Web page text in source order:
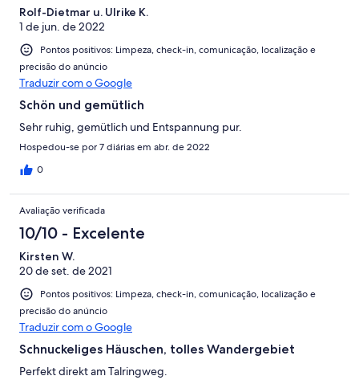
Rolf-Dietmar u. Ulrike K.
1 de jun. de 2022
Pontos positivos: Limpeza, check-in, comunicação, localização e
precisão do anúncio
Traduzir com o Google
Schön und gemütlich
Sehr ruhig, gemütlich und Entspannung pur.
Hospedou-se por 7 diárias em abr. de 2022
0
Avaliação verificada
10/10 - Excelente
Kirsten W.
20 de set. de 2021
Pontos positivos: Limpeza, check-in, comunicação, localização e
precisão do anúncio
Traduzir com o Google
Schnuckeliges Häuschen, tolles Wandergebiet
Perfekt direkt am Talringweg.